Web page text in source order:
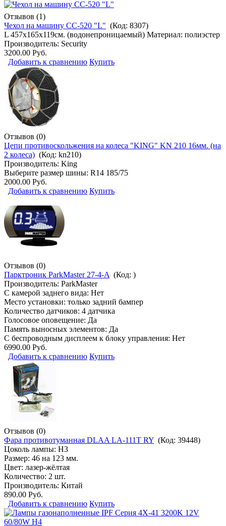
Отзывов (1)
Чехол на машину CC-520 "L" (Код: 8307)
L 457х165х119см. (водонепроницаемый) Материал: полиэстер
Производитель: Security
3200.00 Руб.
Добавить к сравнению Купить
Отзывов (0)
Цепи противоскольжения на колеса "KING" KN 210 16мм. (на
2 колеса) (Код: kn210)
Производитель: King
Выберите размер шины: R14 185/75
2000.00 Руб.
Добавить к сравнению Купить
Отзывов (0)
Парктроник ParkMaster 27-4-A (Код: )
Производитель: ParkMaster
С камерой заднего вида: Нет
Место установки: только задний бампер
Количество датчиков: 4 датчика
Голосовое оповещение: Да
Память выносных элементов: Да
С беспроводным дисплеем к блоку управления: Нет
6990.00 Руб.
Добавить к сравнению Купить
Отзывов (0)
Фара противотуманная DLAA LA-111T RY (Код: 39448)
Цоколь лампы: H3
Размер: 46 на 123 мм.
Цвет: лазер-жёлтая
Количество: 2 шт.
Производитель: Китай
890.00 Руб.
Добавить к сравнению Купить